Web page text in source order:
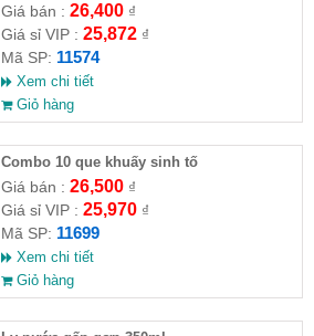
Giá bán : 26,400₫
Giá sỉ VIP : 25,872₫
Mã SP: 11574
Xem chi tiết
Giỏ hàng
Combo 10 que khuấy sinh tố
Giá bán : 26,500₫
Giá sỉ VIP : 25,970₫
Mã SP: 11699
Xem chi tiết
Giỏ hàng